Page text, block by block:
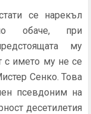
се нарекъл
обаче, при
му
с името му не се
Сенко. Това
псевдоним на
десетилетия